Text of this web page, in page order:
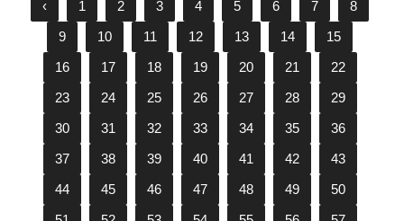
‹ 1 2 3 4 5 6 7
8
9
10 11 12 13 14
15
16
17 18 19 20 21
22
23
24 25 26 27 28
29
30
31 32 33 34 35
36
37
38 39 40 41 42
43
44
45 46 47 48 49
50